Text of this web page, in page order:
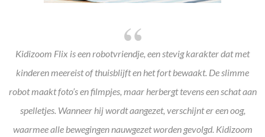
Kidizoom Flix is een robotvriendje, een stevig karakter dat met
kinderen meereist of thuisblijft en het fort bewaakt. De slimme
robot maakt foto’s en filmpjes, maar herbergt tevens een schat aan
spelletjes. Wanneer hij wordt aangezet, verschijnt er een oog,
waarmee alle bewegingen nauwgezet worden gevolgd. Kidizoom